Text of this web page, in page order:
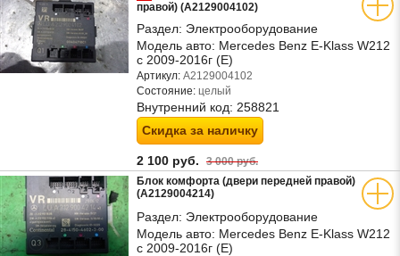
правой) (A2129004102)
Раздел: Электрооборудование
Модель авто: Mercedes Benz E-Klass W212
с 2009-2016г (Е)
Артикул: A2129004102
Состояние: целый
Внутренний код: 258821
Скидка за наличку
2 100 руб. 3 000 руб.
Блок комфорта (двери передней правой)
(A2129004214)
Раздел: Электрооборудование
Модель авто: Mercedes Benz E-Klass W212
с 2009-2016г (Е)